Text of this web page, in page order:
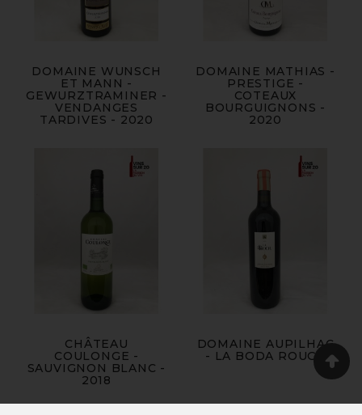
DOMAINE WUNSCH
ET MANN -
GEWURZTRAMINER -
VENDANGES
TARDIVES - 2020
DOMAINE MATHIAS -
PRESTIGE -
COTEAUX
BOURGUIGNONS -
2020
CHÂTEAU
COULONGE -
SAUVIGNON BLANC -
2018
DOMAINE AUPILHAC
- LA BODA ROUGE